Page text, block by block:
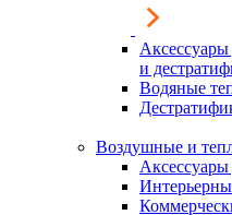
и
Водяные
Воздушные и